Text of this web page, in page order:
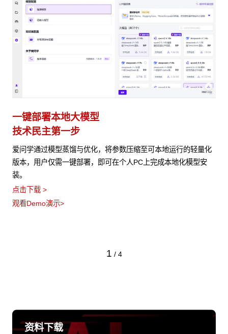
一键部署本地大模型
技术民主第一步
爱问学通过模型蒸馏与优化，将参数压缩至可本地运行的轻量化
版本，用户仅需一键部署，即可在个人PC上完成本地化模型安
装。
点击下载 >
观看Demo演示>
1 / 4
资料下载